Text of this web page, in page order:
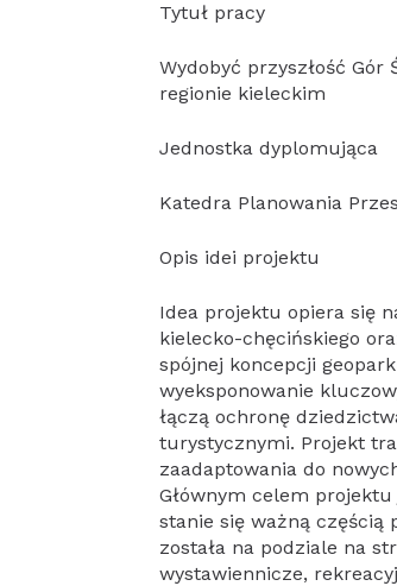
Tytuł pracy
Wydobyć przyszłość
regionie kieleckim
Jednostka dyplomująca
Katedra Planowania
Opis idei projektu
Idea projektu opiera się
kielecko-chęcińskiego
spójnej koncepcji
wyeksponowanie
łączą ochronę
turystycznymi. Projekt
zaadaptowania do
Głównym celem
stanie się ważną
została na podziale na
wystawiennicze,